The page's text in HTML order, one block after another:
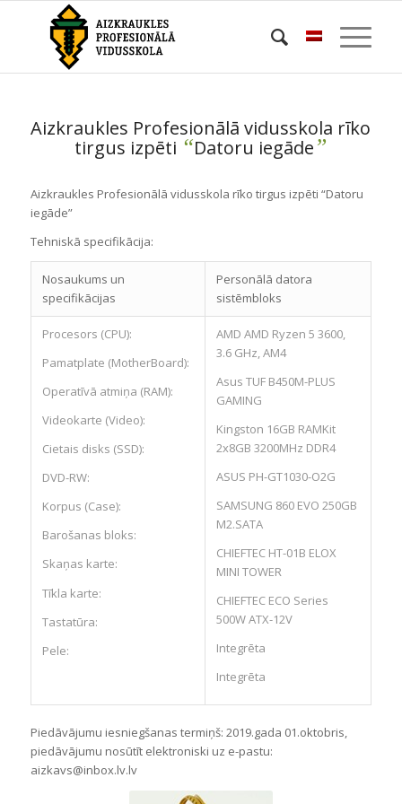
Aizkraukles Profesionālā vidusskola rīko
tirgus izpēti “Datoru iegāde”
Aizkraukles Profesionālā vidusskola rīko tirgus izpēti “Datoru
iegāde”
Tehniskā specifikācija:
Nosaukums un
specifikācijas
Personālā datora
sistēmbloks
Procesors (CPU):
Pamatplate (MotherBoard):
Operatīvā atmiņa (RAM):
Videokarte (Video):
Cietais disks (SSD):
DVD-RW:
Korpus (Case):
Barošanas bloks:
Skaņas karte:
Tīkla karte:
Tastatūra:
Pele:
AMD AMD Ryzen 5 3600,
3.6 GHz, AM4
Asus TUF B450M-PLUS
GAMING
Kingston 16GB RAMKit
2x8GB 3200MHz DDR4
ASUS PH-GT1030-O2G
SAMSUNG 860 EVO 250GB
M2.SATA
CHIEFTEC HT-01B ELOX
MINI TOWER
CHIEFTEC ECO Series
500W ATX-12V
Integrēta
Integrēta
Piedāvājumu iesniegšanas termiņš: 2019.gada 01.oktobris,
piedāvājumu nosūtīt elektroniski uz e-pastu:
aizkavs@inbox.lv.lv